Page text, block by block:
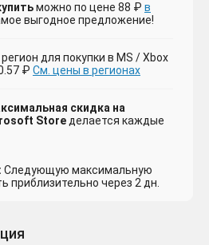
можно по цене 88 ₽ в
выгодное предложение!
для покупки в MS / Xbox
₽ См. цены в регионах
скидка на
Storeделается каждые
Следующую максимальную
приблизительно через 2 дн.